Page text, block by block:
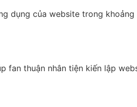
dụng của website trong
fan thuận nhân tiện kiến lập